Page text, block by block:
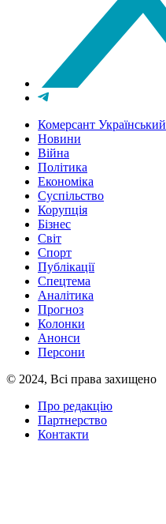
Комерсант Український
Новини
Війна
Політика
Економіка
Суспільство
Корупція
Бізнес
Світ
Спорт
Публікації
Спецтема
Аналітика
Прогноз
Колонки
Анонси
Персони
© 2024, Всі права захищено
Про редакцію
Партнерство
Контакти